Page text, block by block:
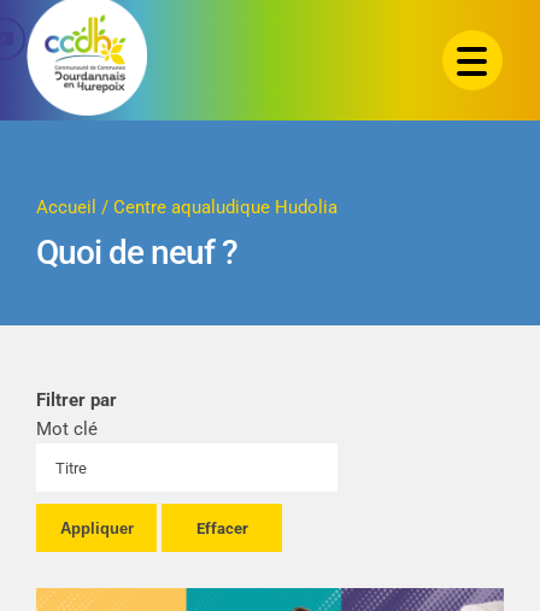
Passer
contenu
Accueil / Centre aqualudique Hudolia
Quoi de neuf ?
Filtrer par
Mot clé
Appliquer